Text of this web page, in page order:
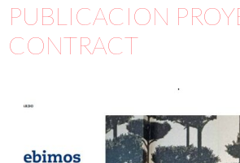
PUBLICACION
CONTRACT